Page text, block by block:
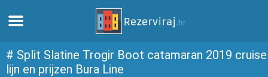
Thuis
# Split Slatine Trogir Boot catamaran 2019 cruise
lijn en prijzen Bura Line